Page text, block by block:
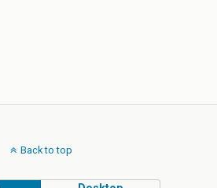
Back to top